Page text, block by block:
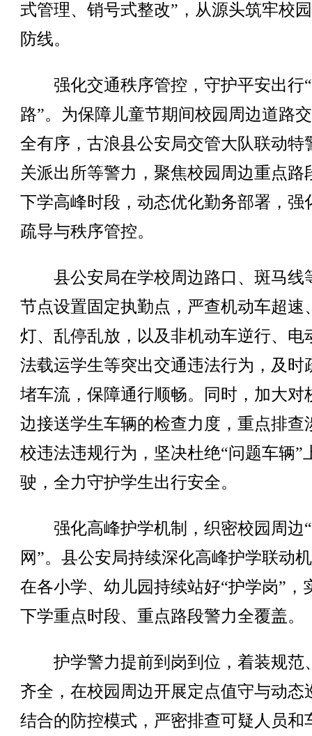
式管理、销号式整改”，从源头筑牢校
防线。
强化交通秩序管控，守护平安出行
路”。为保障儿童节期间校园周边道路
全有序，古浪县公安局交管大队联动特
关派出所等警力，聚焦校园周边重点路
下学高峰时段，动态优化勤务部署，强
疏导与秩序管控。
县公安局在学校周边路口、斑马线
节点设置固定执勤点，严查机动车超速
灯、乱停乱放，以及非机动车逆行、电
法载运学生等突出交通违法行为，及时
堵车流，保障通行顺畅。同时，加大对
边接送学生车辆的检查力度，重点排查
校违法违规行为，坚决杜绝“问题车辆”
驶，全力守护学生出行安全。
强化高峰护学机制，织密校园周边
网”。县公安局持续深化高峰护学联动
在各小学、幼儿园持续站好“护学岗”，
下学重点时段、重点路段警力全覆盖。
护学警力提前到岗到位，着装规范
齐全，在校园周边开展定点值守与动态
结合的防控模式，严密排查可疑人员和